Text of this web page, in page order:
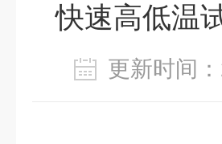
快速高低温
更新时间